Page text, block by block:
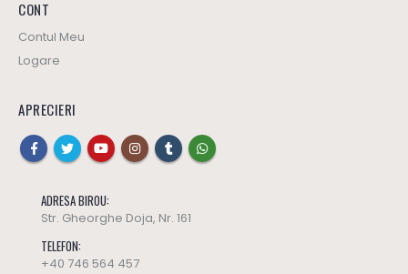
CONT
Contul Meu
Logare
APRECIERI
ADRESA BIROU:
Str. Gheorghe Doja, Nr. 161
TELEFON:
+40 746 564 457